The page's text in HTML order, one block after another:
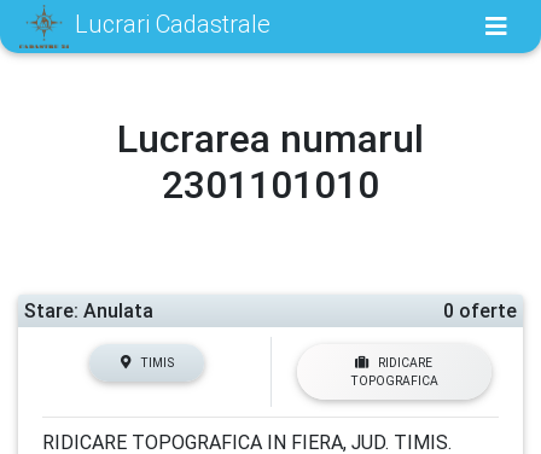
Lucrari Cadastrale
Lucrarea numarul
2301101010
Stare: Anulata 0 oferte
TIMIS
RIDICARE
TOPOGRAFICA
RIDICARE TOPOGRAFICA IN FIERA, JUD. TIMIS.